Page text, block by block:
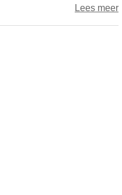
Lees meer